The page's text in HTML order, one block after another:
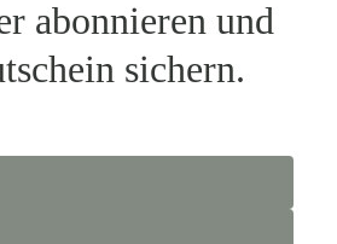
abonnieren und
sichern.